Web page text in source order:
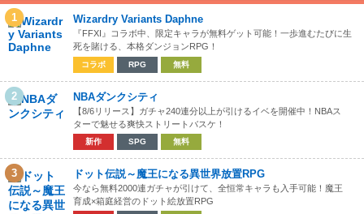
1 Wizardry Variants Daphne
『FFXI』コラボ中、限定キャラが無料ゲット可能！一歩進むたびに生
死を賭ける、本格ダンジョンRPG！
コラボ RPG 無料
2 NBAダンクシティ
【8/6リリース】ガチャ240連分以上が引けるイベを開催中！NBAス
ターで魅せる爽快ストリートバスケ！
新作 SPG 無料
3 ドット伝説～魔王になる異世界放置RPG
今なら無料2000連ガチャが引けて、全恒常キャラも入手可能！魔王
育成×箱庭経営のドット絵放置RPG